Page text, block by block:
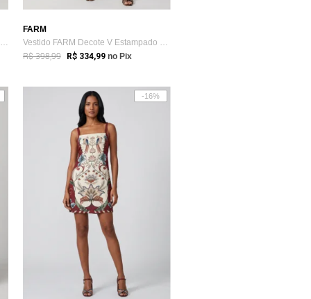
Vestido Feminino FARM Estampa Floral Rosa
FARM
Vestido FARM Decote V Estampado Preto
R$ 398,99 R$ 334,99 no Pix
-16%